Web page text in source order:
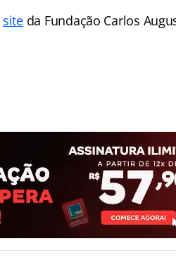
siteda Fundação Carlos